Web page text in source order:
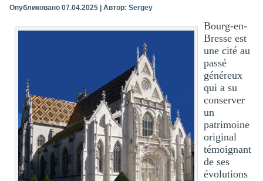
Опубликовано 07.04.2025 |Автор: Sergey
Bourg-en-
Bresse est
une cité au
passé
généreux
qui a su
conserver
un
patrimoine
original
témoignant
de ses
évolutions